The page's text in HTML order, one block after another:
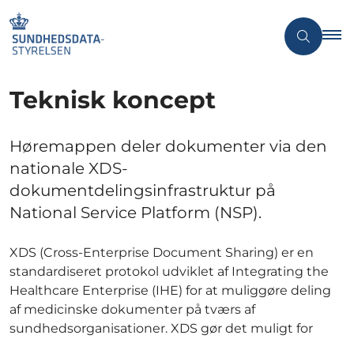
Teknisk koncept
Høremappen deler dokumenter via den
nationale XDS-
dokumentdelingsinfrastruktur på
National Service Platform (NSP).
XDS (Cross-Enterprise Document Sharing) er en
standardiseret protokol udviklet af Integrating the
Healthcare Enterprise (IHE) for at muliggøre deling
af medicinske dokumenter på tværs af
sundhedsorganisationer. XDS gør det muligt for